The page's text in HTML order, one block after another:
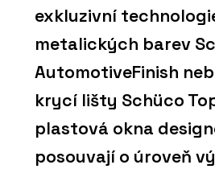
exkluzivní
metalických barev
AutomotiveFinish
krycí lišty Schüco
plastová okna
posouvají o úroveň